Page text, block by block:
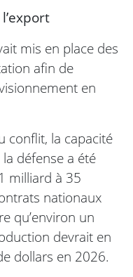
mis en place des
afin de
en
conflit, la capacité
défense a été
milliard à 35
nationaux
qu’environ un
devrait en
dollars en 2026.